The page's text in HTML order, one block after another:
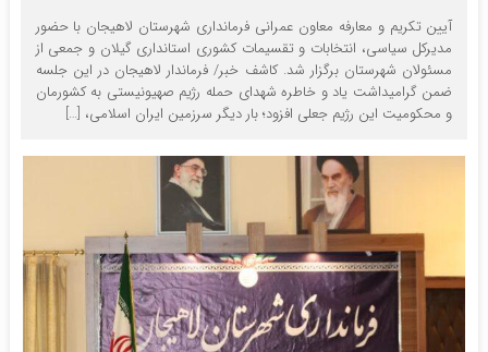
آیین تکریم و معارفه معاون عمرانی فرمانداری شهرستان لاهیجان با حضور
مدیرکل سیاسی، انتخابات و تقسیمات کشوری استانداری گیلان و جمعی از
مسئولان شهرستان برگزار شد. کاشف خبر/ فرماندار لاهیجان در این جلسه
ضمن گرامیداشت یاد و خاطره شهدای حمله رژیم صهیونیستی به کشورمان
و محکومیت این رژیم جعلی افزود؛ بار دیگر سرزمین ایران اسلامی، […]